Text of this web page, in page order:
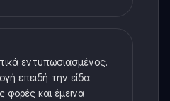
εντυπωσιασμένος.
επειδή την είδα
φορές και έμεινα